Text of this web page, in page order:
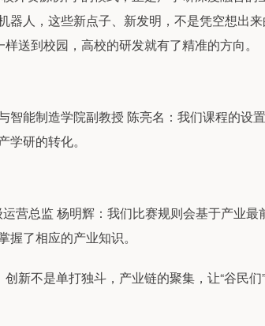
器人，这些新点子、新发明，不是凭空想出
样送到校园，高校的研发就有了精准的方向。
智能制造学院副教授 陈亮名：我们课程的设
学研的转化。
营总监 杨明辉：我们比赛规则会基于产业
握了相应的产业知识。
创新不是单打独斗，产业链的聚集，让“谷民